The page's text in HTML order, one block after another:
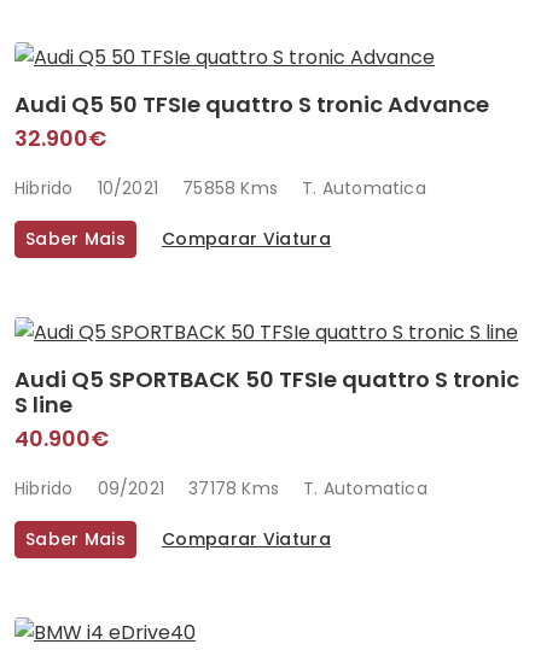
Audi Q5 50 TFSIe quattro S tronic Advance
32.900€
Hibrido 10/2021 75858 Kms T. Automatica
Saber Mais Comparar Viatura
Audi Q5 SPORTBACK 50 TFSIe quattro S tronic
S line
40.900€
Hibrido 09/2021 37178 Kms T. Automatica
Saber Mais Comparar Viatura